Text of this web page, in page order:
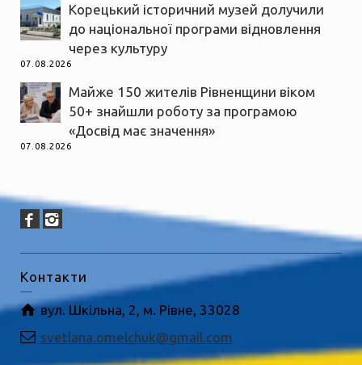
Корецький історичний музей долучили
до національної програми відновлення
через культуру
07.08.2026
Майже 150 жителів Рівненщини віком
50+ знайшли роботу за програмою
«Досвід має значення»
07.08.2026
Контакти
вул. Шкільна, 2, м. Рівне, 33028
svetlana.omelchuk@gmail.com